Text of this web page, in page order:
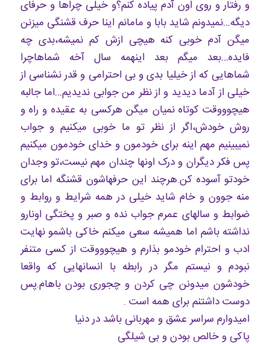
و رفتار و روی اون آدم پیاده کنم؟و خیلی چراها و حرفای
دیگه…نمیدونم شاید بابا و مامانم اینا حرف قشنگی میزنن
میگن آدم خوبی کنه هیچی ازش کم نمیشه،بدی چه
فایده…بعد میگم بعد اینهمه سال آخه شماهاچرا
شماهایی که از خیلیا بدی و بی احترامی و قدر نشناسی از
خیلی از آدما دیدید و از نظر من جوابی ندیدیم…اما جالبه
هیچوووقت کوتاه نمیان میگن هرکسی به عقیده و راه و
روش خودش،اگر از نظر تو ما خوبی میکنیم و جواب
نمیبینیم مهم اینه برای خودمون و خدای خودمون میکنیم
پس فکر دیگران و درک اونها چندان مهم نیست،تو وجدان
خودتو آسوده کن.هرچند این حرفهاشون قشنگه اما برای
منه جوون و خام شاید خیلی در همه شرایط و روابط و
ضوابط و سالهای عمرم جواب نده و صبر و پختگی اونارو
نداشته باشم اما همیشه سعی میکنم خاکی باشمو نهایت
ادب و احترام خودمو بذارم و هیچوووقت از کسی متنفر
نبودم و نیستم مگر در رابطه با انسانهایی که واقعا
خودشون میدونن چی کردن و چجوری بودن باهام.پس
دوست داشتنم برای همه است .
امیدوارم سراسر عشق و مهربانی باشد در دنیا
پاکی و خالص بودن و بی شیلگی